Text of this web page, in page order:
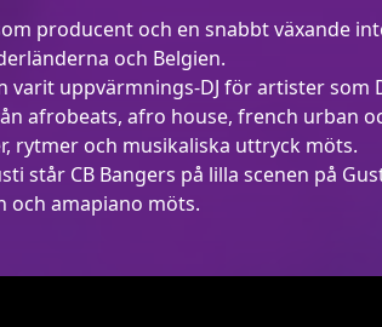
producent och en snabbt växande
och Belgien.
varit uppvärmnings-DJ för artister som
afrobeats, afro house, french urban
rytmer och musikaliska uttryck möts.
står CB Bangers på lilla scenen på
och amapiano möts.